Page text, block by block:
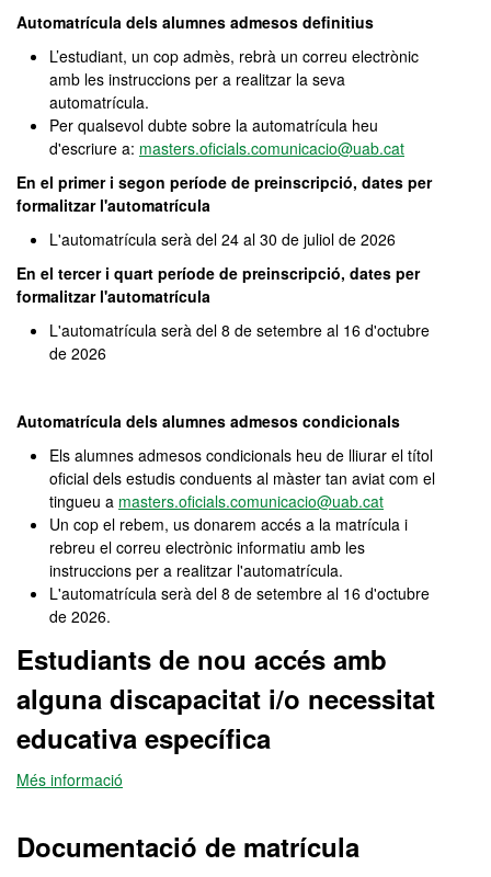
Automatrícula dels alumnes admesos definitius
L’estudiant, un cop admès, rebrà un correu electrònic
amb les instruccions per a realitzar la seva
automatrícula.
Per qualsevol dubte sobre la automatrícula heu
d'escriure a: masters.oficials.comunicacio@uab.cat
En el primer i segon període de preinscripció, dates per
formalitzar l'automatrícula
L'automatrícula serà del 24 al 30 de juliol de 2026
En el tercer i quart període de preinscripció, dates per
formalitzar l'automatrícula
L'automatrícula serà del 8 de setembre al 16 d'octubre
de 2026
Automatrícula dels alumnes admesos condicionals
Els alumnes admesos condicionals heu de lliurar el títol
oficial dels estudis conduents al màster tan aviat com el
tingueu a masters.oficials.comunicacio@uab.cat
Un cop el rebem, us donarem accés a la matrícula i
rebreu el correu electrònic informatiu amb les
instruccions per a realitzar l'automatrícula.
L'automatrícula serà del 8 de setembre al 16 d'octubre
de 2026.
Estudiants de nou accés amb
alguna discapacitat i/o necessitat
educativa específica
Més informació
Documentació de matrícula